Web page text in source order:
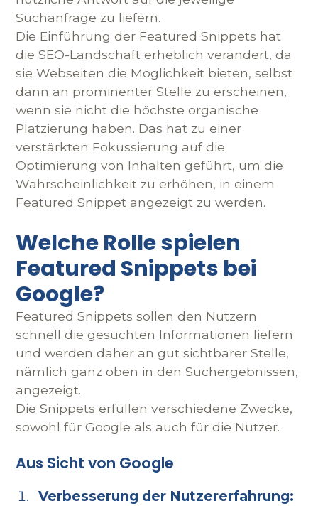
Suchanfrage zu liefern.
Die Einführung der Featured Snippets hat
die SEO-Landschaft erheblich verändert, da
sie Webseiten die Möglichkeit bieten, selbst
dann an prominenter Stelle zu erscheinen,
wenn sie nicht die höchste organische
Platzierung haben. Das hat zu einer
verstärkten Fokussierung auf die
Optimierung von Inhalten geführt, um die
Wahrscheinlichkeit zu erhöhen, in einem
Featured Snippet angezeigt zu werden.
Welche Rolle spielen
Featured Snippets bei
Google?
Featured Snippets sollen den Nutzern
schnell die gesuchten Informationen liefern
und werden daher an gut sichtbarer Stelle,
nämlich ganz oben in den Suchergebnissen,
angezeigt.
Die Snippets erfüllen verschiedene Zwecke,
sowohl für Google als auch für die Nutzer.
Aus Sicht von Google
Verbesserung der Nutzererfahrung: